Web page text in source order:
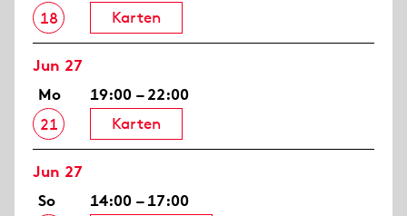
18
Karten
Jun 27
Mo
21
19:00 – 22:00
Karten
Jun 27
So
14:00 – 17:00